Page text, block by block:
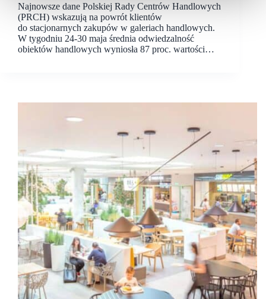
Najnowsze dane Polskiej Rady Centrów Handlowych
(PRCH) wskazują na powrót klientów
do stacjonarnych zakupów w galeriach handlowych.
W tygodniu 24-30 maja średnia odwiedzalność
obiektów handlowych wyniosła 87 proc. wartości…